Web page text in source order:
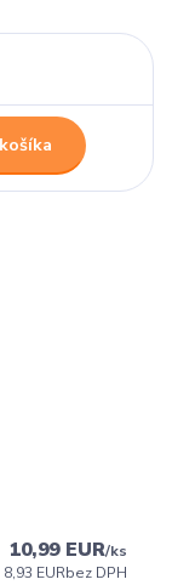
10,99 EUR/ks
8,93 EURbez DPH